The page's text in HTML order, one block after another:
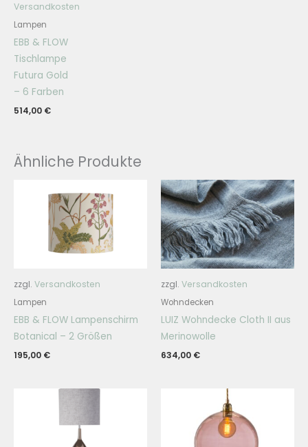
Versandkosten
Lampen
EBB & FLOW
Tischlampe
Futura Gold
– 6 Farben
514,00 €
Ähnliche Produkte
zzgl. Versandkosten
Lampen
EBB & FLOW Lampenschirm
Botanical – 2 Größen
195,00 €
zzgl. Versandkosten
Wohndecken
LUIZ Wohndecke Cloth II aus
Merinowolle
634,00 €